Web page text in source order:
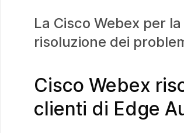
La Cisco Webex per
risoluzione dei
Cisco Webex
clienti di Edge